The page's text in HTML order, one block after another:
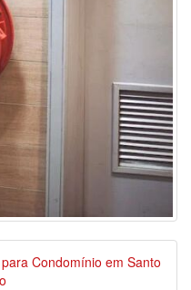
Condomínio em Santo